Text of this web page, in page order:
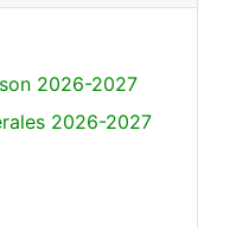
2026-2027
2026-2027